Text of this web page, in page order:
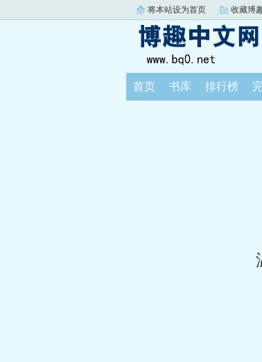
将本站设为首页 收藏博
首页 书库 排行榜